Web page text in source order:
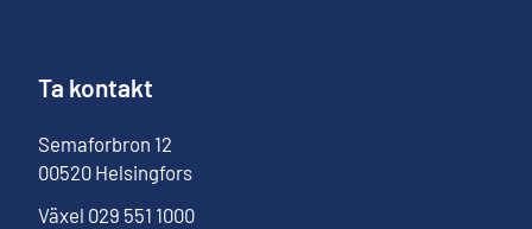
Ta kontakt
Semaforbron 12
00520 Helsingfors
Växel 029 551 1000